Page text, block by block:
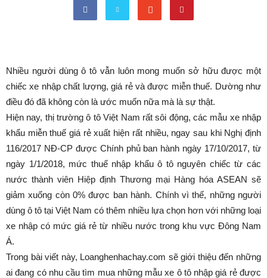
Nhiều người dùng ô tô vẫn luôn mong muốn sở hữu được một
chiếc xe nhập chất lượng, giá rẻ và được miễn thuế. Dường như
điều đó đã không còn là ước muốn nữa mà là sự thật.
Hiện nay, thị trường ô tô Việt Nam rất sôi động, các mẫu xe nhập
khẩu miễn thuế giá rẻ xuất hiện rất nhiều, ngay sau khi Nghị định
116/2017 NĐ-CP được Chính phủ ban hành ngày 17/10/2017, từ
ngày 1/1/2018, mức thuế nhập khẩu ô tô nguyên chiếc từ các
nước thành viên Hiệp định Thương mại Hàng hóa ASEAN sẽ
giảm xuống còn 0% được ban hành. Chính vì thế, những người
dùng ô tô tại Việt Nam có thêm nhiều lựa chọn hơn với những loại
xe nhập có mức giá rẻ từ nhiều nước trong khu vực Đông Nam
Á.
Trong bài viết này, Loanghenhachay.com sẽ giới thiệu đến những
ai đang có nhu cầu tìm mua những mẫu xe ô tô nhập giá rẻ được